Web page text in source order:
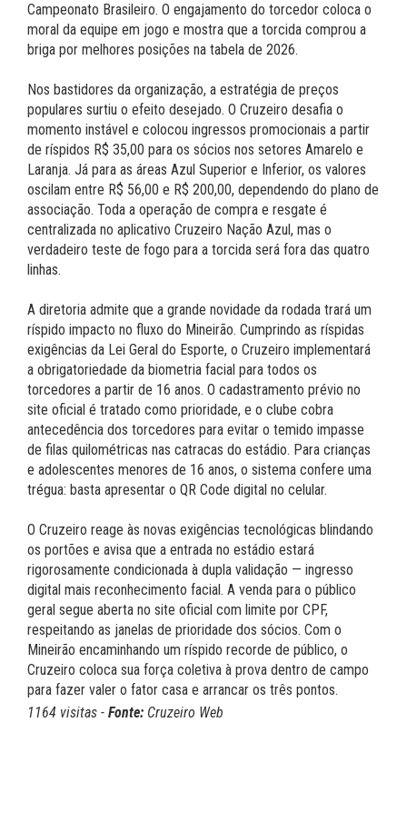
Campeonato Brasileiro. O engajamento do torcedor coloca o
moral da equipe em jogo e mostra que a torcida comprou a
briga por melhores posições na tabela de 2026.
Nos bastidores da organização, a estratégia de preços
populares surtiu o efeito desejado. O Cruzeiro desafia o
momento instável e colocou ingressos promocionais a partir
de ríspidos R$ 35,00 para os sócios nos setores Amarelo e
Laranja. Já para as áreas Azul Superior e Inferior, os valores
oscilam entre R$ 56,00 e R$ 200,00, dependendo do plano de
associação. Toda a operação de compra e resgate é
centralizada no aplicativo Cruzeiro Nação Azul, mas o
verdadeiro teste de fogo para a torcida será fora das quatro
linhas.
A diretoria admite que a grande novidade da rodada trará um
ríspido impacto no fluxo do Mineirão. Cumprindo as ríspidas
exigências da Lei Geral do Esporte, o Cruzeiro implementará
a obrigatoriedade da biometria facial para todos os
torcedores a partir de 16 anos. O cadastramento prévio no
site oficial é tratado como prioridade, e o clube cobra
antecedência dos torcedores para evitar o temido impasse
de filas quilométricas nas catracas do estádio. Para crianças
e adolescentes menores de 16 anos, o sistema confere uma
trégua: basta apresentar o QR Code digital no celular.
O Cruzeiro reage às novas exigências tecnológicas blindando
os portões e avisa que a entrada no estádio estará
rigorosamente condicionada à dupla validação — ingresso
digital mais reconhecimento facial. A venda para o público
geral segue aberta no site oficial com limite por CPF,
respeitando as janelas de prioridade dos sócios. Com o
Mineirão encaminhando um ríspido recorde de público, o
Cruzeiro coloca sua força coletiva à prova dentro de campo
para fazer valer o fator casa e arrancar os três pontos.
1164 visitas - Fonte: Cruzeiro Web